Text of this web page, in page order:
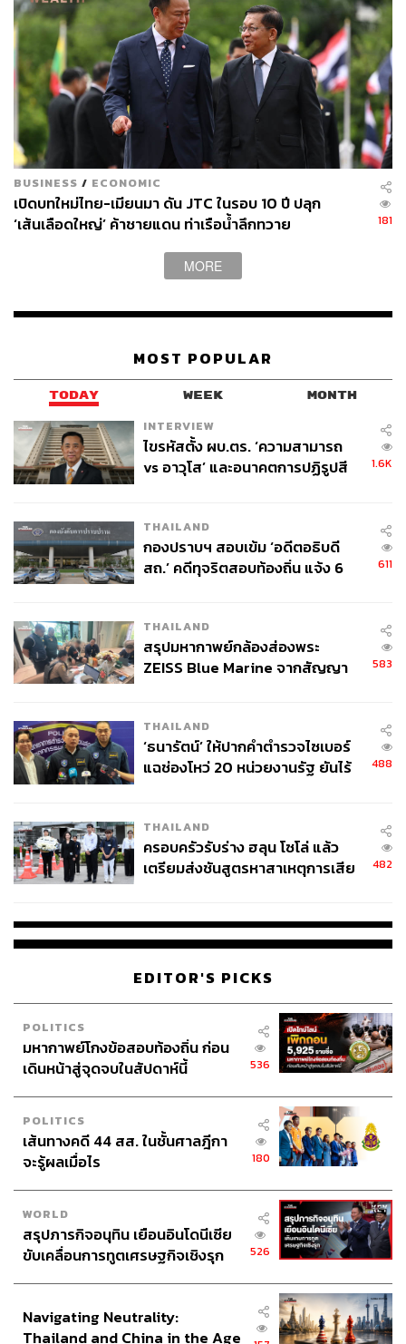
ตลาดสหรัฐฯ ขยายตัว 32% ในปี 2568 และขยายตัวต่อเนื่อง
27 เดือน สินค้าสำคัญที่ขยายตัว เช่น เครื่องคอมพิวเตอร์
อุปกรณ์และส่วนประกอบ เครื่องโทรสาร โทรศัพท์ อุปกรณ์
และส่วนประกอบ และหม้อแปลงไฟฟ้าและส่วนประกอบ
สินค้าสำคัญที่หดตัว เช่น ผลิตภัณฑ์ยาง อัญมณีและเครื่อง
ประดับ และเครื่องใช้ไฟฟ้าและส่วนประกอบอื่นๆ
ส่วนตลาดจีน ทั้งปี 2568 ขยายตัว 12.6% สินค้าสำคัญที่ขยาย
ตัว เช่น ทองแดงและของทำด้วยทองแดง ยางพารา และ
เครื่องโทรสาร โทรศัพท์ อุปกรณ์และส่วนประกอบ สินค้า
สำคัญที่หดตัว เช่น เม็ดพลาสติก ข้าว และเคมีภัณฑ์
ขณะที่การนำเข้าทั้งปี 2568 สูงสุดรอบ 3 ปี คิดเป็นมูลค่า 3.44
ได้แก่ 1.สินค้าวัตถุดิบและกึ่งสำเร็จรูป เช่น แผงวงจรไฟฟ้า
เช่น เครื่องจักรกล เครื่องจักรไฟฟ้า เป็นต้น คิดเป็นสัดส่วน
30% และ 3.สินค้าอุปโภคบริโภค เช่น เครื่องใช้ไฟฟ้า และ
เวชภัณฑ์ เป็นต้น คิดเป็นสัดส่วน 12.4%
โดยภาพรวมดุลการค้าปี 2568 กับสองคู่ค้าสำคัญคือสหรัฐฯ
เกินดุล 51,361.4 ล้านดอลลาร์ ส่วนจีนขาดดุล 67,892.8 ล้าน
ดอลลาร์
สามารถติดตาม THE STANDARD WEALTH
ผ่านแอปพลิเคชันต่างๆ ที่คุณสะดวกหรือใช้งานอยู่แล้วได้เลย
TAGS: กระทรวงพาณิชย์
SMEs
ภูมิรัฐศาสตร์ USA
ส่งออกไทย
ดุลการค้า นันทพงษ์ จิระเลิศพงษ์
194
ABOUT THE AUTHOR
สกุลชัย เก่งอนันตานนท์
Content Creator สำนักข่าว THE
STANDARD WEALTH
BUSINESS / ECONOMIC
เปิดบทใหม่ไทย-เมียนมา ดัน JTC ในรอบ 10 ปี ปลุก
‘เส้นเลือดใหญ่’ ค้าชายแดน ท่าเรือน้ำลึกทวาย
181
MORE
MOST POPULAR
TODAY WEEK MONTH
INTERVIEW
ไขรหัสตั้ง ผบ.ตร. ‘ความสามารถ
vs อาวุโส’ และอนาคตการปฏิรูปสี
1.6K
THAILAND
กองปราบฯ สอบเข้ม ‘อดีตอธิบดี
สถ.’ คดีทุจริตสอบท้องถิ่น แจ้ง 6
611
THAILAND
สรุปมหากาพย์กล้องส่องพระ
ZEISS Blue Marine จากสัญญา
จ่ายหนี้-แอบระบุแบรนด์
583
THAILAND
‘ธนารัตน์’ ให้ปากคำตำรวจไซเบอร์
แฉช่องโหว่ 20 หน่วยงานรัฐ ยันไร้
488
THAILAND
ครอบครัวรับร่าง ฮลุน โซโล่ แล้ว
เตรียมส่งชันสูตรหาสาเหตุการเสีย
482
EDITOR'S PICKS
POLITICS
มหากาพย์โกงข้อสอบท้องถิ่น ก่อน
เดินหน้าสู่จุดจบในสัปดาห์นี้
536
POLITICS
เส้นทางคดี 44 สส. ในชั้นศาลฎีกา
จะรู้ผลเมื่อไร
180
WORLD
สรุปภารกิจอนุทิน เยือนอินโดนีเซีย
ขับเคลื่อนการทูตเศรษฐกิจเชิงรุก
526
Navigating Neutrality:
Thailand and China in the Age